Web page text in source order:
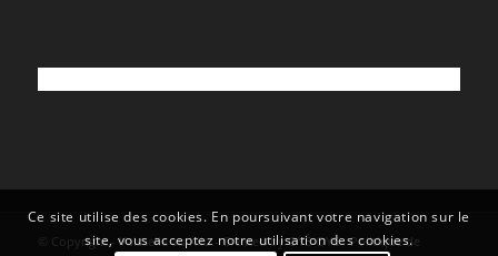
© Copyright - Vaisselle au Kilo - Created byOYÉ-OYÉ-Politique de
Ce site utilise des cookies. En poursuivant votre navigation sur le
site, vous acceptez notre utilisation des cookies.